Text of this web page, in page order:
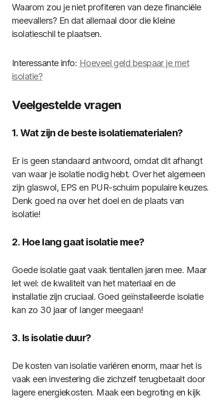
Waarom zou je niet profiteren van deze financiële
meevallers? En dat allemaal door die kleine
isolatieschil te plaatsen.
Interessante info: Hoeveel geld bespaar je met
isolatie?
Veelgestelde vragen
1. Wat zijn de beste isolatiematerialen?
Er is geen standaard antwoord, omdat dit afhangt
van waar je isolatie nodig hebt. Over het algemeen
zijn glaswol, EPS en PUR-schuim populaire keuzes.
Denk goed na over het doel en de plaats van
isolatie!
2. Hoe lang gaat isolatie mee?
Goede isolatie gaat vaak tientallen jaren mee. Maar
let wel: de kwaliteit van het materiaal en de
installatie zijn cruciaal. Goed geïnstalleerde isolatie
kan zo 30 jaar of langer meegaan!
3. Is isolatie duur?
De kosten van isolatie variëren enorm, maar het is
vaak een investering die zichzelf terugbetaalt door
lagere energiekosten. Maak een begroting en kijk